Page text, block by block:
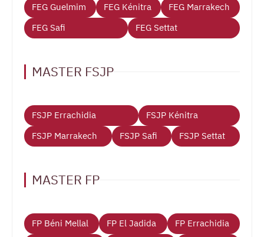
FEG Guelmim
FEG Kénitra
FEG Marrakech
FEG Safi
FEG Settat
MASTER FSJP
FSJP Errachidia
FSJP Kénitra
FSJP Marrakech
FSJP Safi FSJP Settat
MASTER FP
FP Béni Mellal FP El Jadida
FP Errachidia